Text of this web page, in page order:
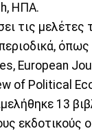
ΗΠΑ.
τις μελέτες
European
of Political
13
εκδοτικούς